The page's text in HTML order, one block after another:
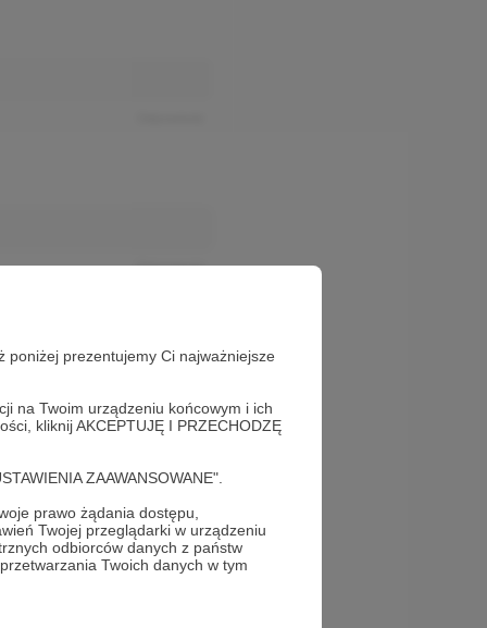
poniżej prezentujemy Ci najważniejsze
na Twoim urządzeniu końcowym i ich
kliknij AKCEPTUJĘ I PRZECHODZĘ
ZAAWANSOWANE".
prawo żądania dostępu,
Twojej przeglądarki w urządzeniu
odbiorców danych z państw
Twoich danych w tym
Odpowiedz